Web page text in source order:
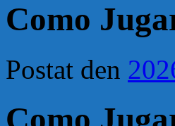
Como
Postat den